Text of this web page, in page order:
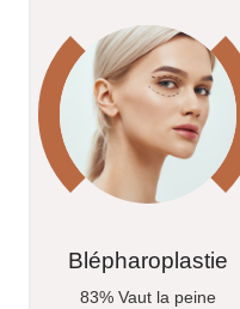
Blépharoplastie
83% Vaut la peine